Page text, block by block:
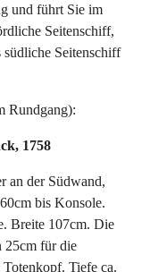
und führt Sie im
Seitenschiff,
Seitenschiff
Rundgang):
1758
an der Südwand,
bis Konsole.
Breite 107cm. Die
25cm für die
Tiefe ca.